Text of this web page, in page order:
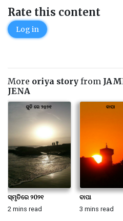
Rate this content
Log in
More oriya story from
JENA
ସ୍ମୃତିରେ ୨0୨୧
2 mins read
ବାପା
3 mins read